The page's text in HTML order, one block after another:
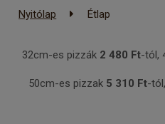
Nyitólap Étlap
32cm-es pizzák 2 480 Ft-tól,
50cm-es pizzak 5 310 Ft-